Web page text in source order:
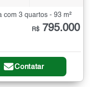
com 3 quartos - 93 m²
R$ 795.000
Contatar